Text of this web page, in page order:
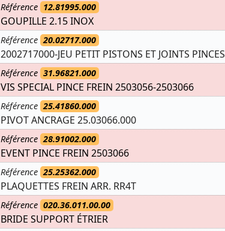
Référence 12.81995.000
GOUPILLE 2.15 INOX
Référence 20.02717.000
2002717000-JEU PETIT PISTONS ET JOINTS PINCES
Référence 31.96821.000
VIS SPECIAL PINCE FREIN 2503056-2503066
Référence 25.41860.000
PIVOT ANCRAGE 25.03066.000
Référence 28.91002.000
EVENT PINCE FREIN 2503066
Référence 25.25362.000
PLAQUETTES FREIN ARR. RR4T
Référence 020.36.011.00.00
BRIDE SUPPORT ÉTRIER